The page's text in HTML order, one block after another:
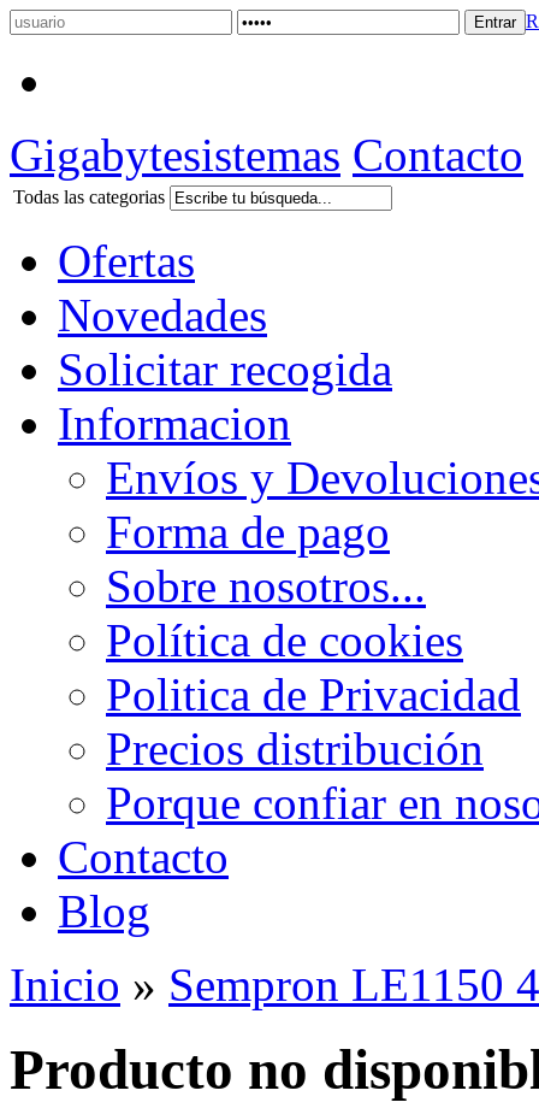
Gigabytesistemas Contacto
Todas las categorias
Ofertas
Novedades
Solicitar recogida
Informacion
Envíos y
Forma de pago
Sobre nosotros...
Política de cookies
Politica de Privacidad
Precios distribución
Porque confiar en
Contacto
Blog
Inicio » Sempron LE1150
Producto no